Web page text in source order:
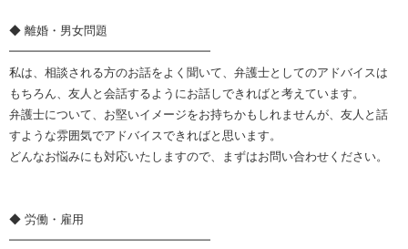
◆ 離婚・男女問題
━━━━━━━━━━━━━━━━━
私は、相談される方のお話をよく聞いて、弁護士としてのアドバイスは
もちろん、友人と会話するようにお話しできればと考えています。
弁護士について、お堅いイメージをお持ちかもしれませんが、友人と話
すような雰囲気でアドバイスできればと思います。
どんなお悩みにも対応いたしますので、まずはお問い合わせください。
◆ 労働・雇用
━━━━━━━━━━━━━━━━━